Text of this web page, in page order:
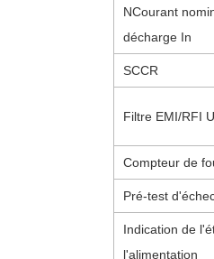
NCourant
décharge In
SCCR
Filtre EMI/RFI
Compteur de
Pré-test
Indication de
l'alimentation